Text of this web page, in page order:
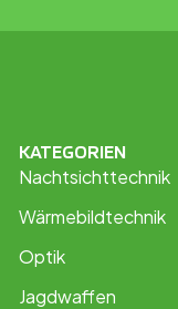
KATEGORIEN
Nachtsichttechnik
Wärmebildtechnik
Optik
Jagdwaffen